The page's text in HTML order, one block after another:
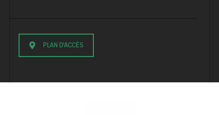
PLAN D'ACCÈS